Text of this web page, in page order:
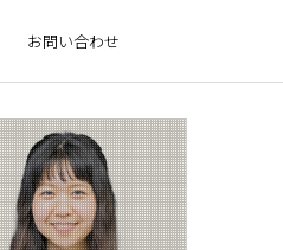
お問い合わせ